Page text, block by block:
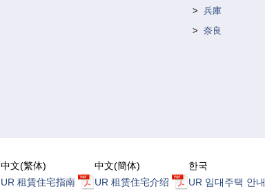
兵庫
奈良
中文(繁体)
UR 租賃住宅指南
中文(簡体)
UR 租赁住宅介绍
한국
UR 임대주택 안내